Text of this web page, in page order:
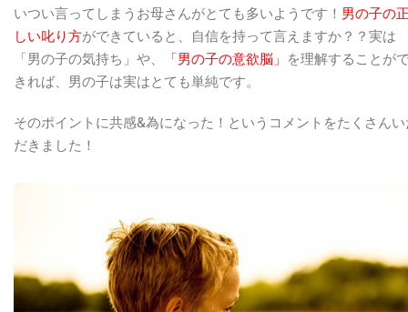
いつい言ってしまうお母さんがとても多いようです！ 男の子の
しい叱り方ができていると、自信を持って言えますか？？実は
「男の子の気持ち」や、
「男の子の意欲脳」
を理解することが
きれば、男の子は実はとても単純です。
そのポイントに共感&為になった！というコメントをたくさん
だきました！